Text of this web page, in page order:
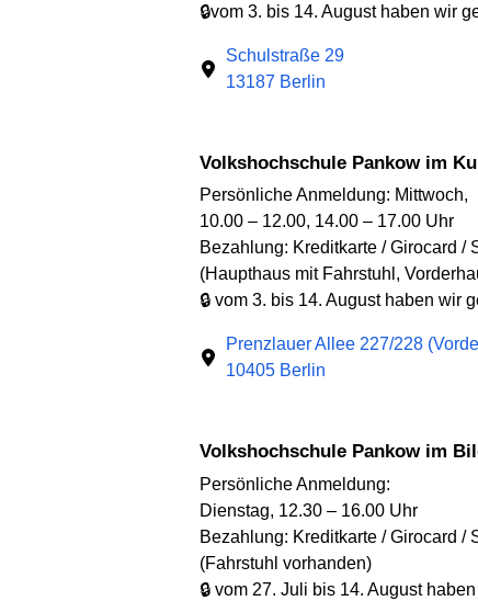
🔒vom 3. bis 14. August haben wir
Schulstraße 29
13187 Berlin
Volkshochschule Pankow im
Persönliche Anmeldung: Mittwoch,
10.00 – 12.00, 14.00 – 17.00 Uhr
Bezahlung: Kreditkarte / Girocard /
(Haupthaus mit Fahrstuhl,
🔒 vom 3. bis 14. August haben wir
Prenzlauer Allee 227/228
10405 Berlin
Volkshochschule Pankow im
Persönliche Anmeldung:
Dienstag, 12.30 – 16.00 Uhr
Bezahlung: Kreditkarte / Girocard /
(Fahrstuhl vorhanden)
🔒 vom 27. Juli bis 14. August